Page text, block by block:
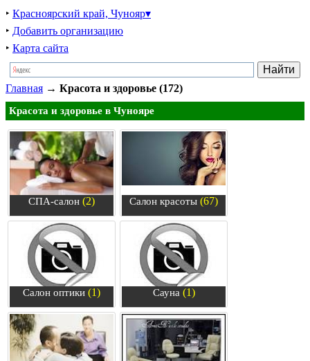
‣ Красноярский край, Чунояр▾
‣ Добавить организацию
‣ Карта сайта
Главная → Красота и здоровье (172)
Красота и здоровье в Чунояре
СПА-салон (2) Салон красоты (67)
Салон оптики (1) Сауна (1)